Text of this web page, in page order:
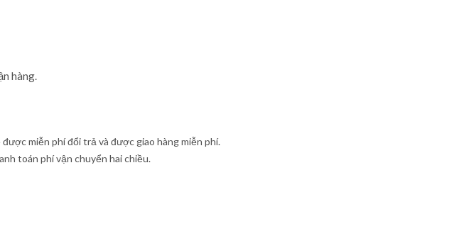
hàng.
miễn phí đổi trả và được giao hàng miễn phí.
toán phí vận chuyển hai chiều.